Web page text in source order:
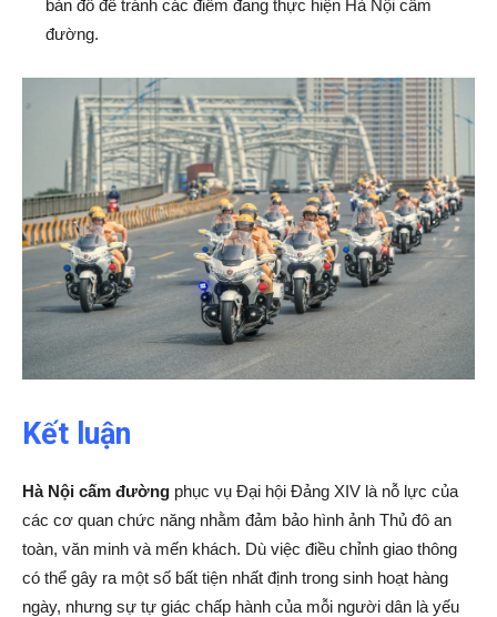
bản đồ để tránh các điểm đang thực hiện Hà Nội cấm
đường.
Kết luận
Hà Nội cấm đường phục vụ Đại hội Đảng XIV là nỗ lực của
các cơ quan chức năng nhằm đảm bảo hình ảnh Thủ đô an
toàn, văn minh và mến khách. Dù việc điều chỉnh giao thông
có thể gây ra một số bất tiện nhất định trong sinh hoạt hàng
ngày, nhưng sự tự giác chấp hành của mỗi người dân là yếu